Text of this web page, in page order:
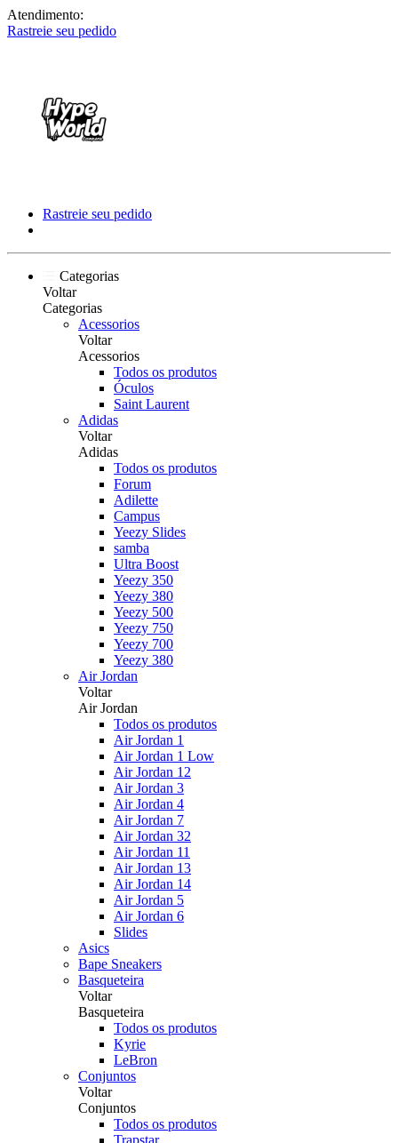
Atendimento:
Rastreie seu pedido
Rastreie seu pedido
Categorias
Voltar
Categorias
Acessorios
Voltar
Acessorios
Todos os produtos
Óculos
Saint Laurent
Adidas
Voltar
Adidas
Todos os produtos
Forum
Adilette
Campus
Yeezy Slides
samba
Ultra Boost
Yeezy 350
Yeezy 380
Yeezy 500
Yeezy 750
Yeezy 700
Yeezy 380
Air Jordan
Voltar
Air Jordan
Todos os produtos
Air Jordan 1
Air Jordan 1 Low
Air Jordan 12
Air Jordan 3
Air Jordan 4
Air Jordan 7
Air Jordan 32
Air Jordan 11
Air Jordan 13
Air Jordan 14
Air Jordan 5
Air Jordan 6
Slides
Asics
Bape Sneakers
Basqueteira
Voltar
Basqueteira
Todos os produtos
Kyrie
LeBron
Conjuntos
Voltar
Conjuntos
Todos os produtos
Trapstar